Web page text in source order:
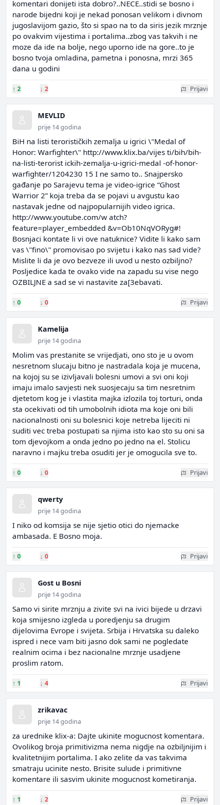
komentari donijeti ista dobro?..NECE..stidi se bosno i
narode bijedni koji je nekad ponosan velikom i divnom
jugoslavijom gazio, što si spao na to da siris jezik mrznje
po ovakvim vijestima i portalima..zbog vas takvih i ne
moze da ide na bolje, nego uporno ide na gore..to je
bosno tvoja omladina, pametna i ponosna, mrzi 365
dana u godini
↑ 2 ↓ 2 Prijavi
MEVLID
prije 14 godina
BiH na listi terorističkih zemalja u igrici \"Medal of
Honor: Warfighter\" http://www.klix.ba/vijes ti/bih/bih-
na-listi-terorist ickih-zemalja-u-igrici-medal -of-honor-
warfighter/1204230 15 I ne samo to.. Snajpersko
gađanje po Sarajevu tema je video-igrice “Ghost
Warrior 2” koja treba da se pojavi u avgustu kao
nastavak jedne od najpopularnijih video igrica.
http://www.youtube.com/w atch?
feature=player_embedded &v=Ob10NqVORyg#!
Bosnjaci kontate li vi ove natuknice? Vidite li kako sam
vas \"fino\" promovisao po svijetu i kako nas sad vide?
Mislite li da je ovo bezveze ili uvod u nesto ozbiljno?
Posljedice kada te ovako vide na zapadu su vise nego
OZBILJNE a sad se vi nastavite za[3ebavati.
↑ 0 ↓ 0 Prijavi
Kamelija
prije 14 godina
Molim vas prestanite se vrijedjati, ono sto je u ovom
nesretnom slucaju bitno je nastradala koja je mucena,
na kojoj su se izivljavali bolesni umovi a svi oni koji
imaju imalo savjesti nek suosjecaju sa tim nesretnim
djetetom kog je i vlastita majka izlozila toj torturi, onda
sta ocekivati od tih umobolnih idiota ma koje oni bili
nacionalnosti oni su bolesnici koje netreba lijeciti ni
suditi vec treba postupati sa njima isto kao sto su oni sa
tom djevojkom a onda jedno po jedno na el. Stolicu
naravno i majku treba osuditi jer je omogucila sve to.
↑ 0 ↓ 0 Prijavi
qwerty
prije 14 godina
I niko od komsija se nije sjetio otici do njemacke
ambasada. E Bosno moja.
↑ 0 ↓ 0 Prijavi
Gost u Bosni
prije 14 godina
Samo vi sirite mrznju a zivite svi na ivici bijede u drzavi
koja smijesno izgleda u poredjenju sa drugim
dijelovima Evrope i svijeta. Srbija i Hrvatska su daleko
ispred i nece vam biti jasno dok sami ne pogledate
realnim ocima i bez nacionalne mrznje usadjene
proslim ratom.
↑ 1 ↓ 4 Prijavi
zrikavac
prije 14 godina
za urednike klix-a: Dajte ukinite mogucnost komentara.
Ovolikog broja primitivizma nema nigdje na ozbiljnijim i
kvalitetnijim portalima. I ako zelite da vas takvima
smatraju ucinite nesto. Brisite sulude i primitivne
komentare ili sasvim ukinite mogucnost kometiranja.
↑ 1 ↓ 2 Prijavi